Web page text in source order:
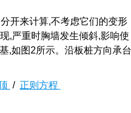
开来计算,不考虑它们的变形
,严重时胸墙发生倾斜,影响使
,如图2所示。沿板桩方向承台
/ 正则方程